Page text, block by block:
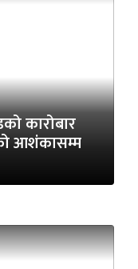
कारोबार
आशंकासम्म